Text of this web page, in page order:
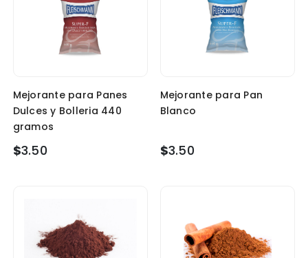
Mejorante para Panes
Dulces y Bolleria 440
gramos
$3.50
Mejorante para Pan
Blanco
$3.50